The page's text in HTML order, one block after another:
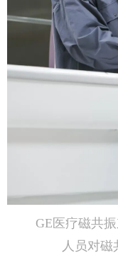
GE医疗磁共
人员对磁